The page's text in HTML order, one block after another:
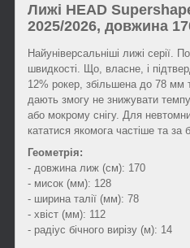
Лижі HEAD
2025/2026, довжина
Найуніверсальніші лижі серії.
швидкості. Що, власне, і
12% рокер, збільшена до 78 мм
дають змогу не знижувати
або мокрому снігу. Для
кататися якомога частіше та за
Геометрія:
- довжина лиж (см): 170
- мисок (мм): 128
- ширина талії (мм): 78
- хвіст (мм): 112
- радіус бічного вирізу (м): 14